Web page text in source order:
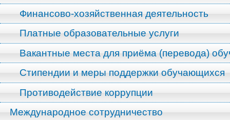
Финансово-хозяйственная деятельность
Платные образовательные услуги
Вакантные места для приёма (перевода)
Стипендии и меры поддержки обучающихся
Противодействие коррупции
Международное сотрудничество